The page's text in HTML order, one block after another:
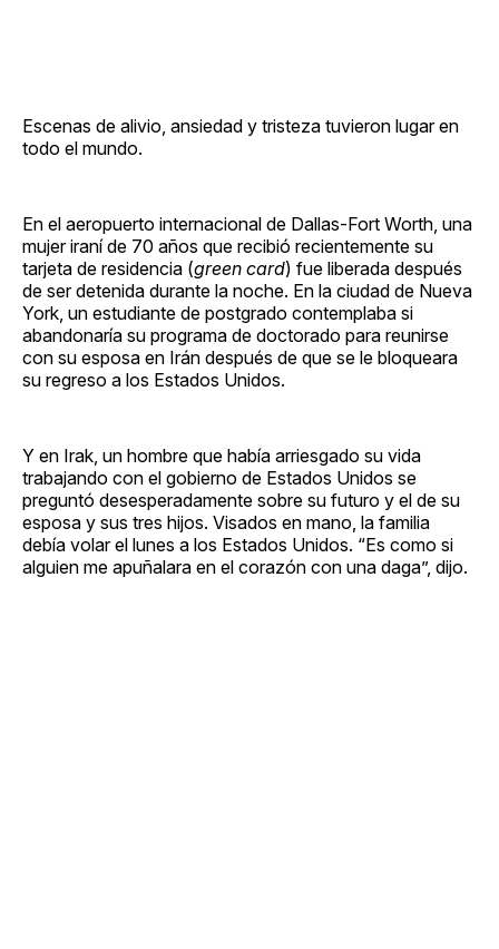
Escenas de alivio, ansiedad y tristeza tuvieron lugar en
todo el mundo.
En el aeropuerto internacional de Dallas-Fort Worth, una
mujer iraní de 70 años que recibió recientemente su
tarjeta de residencia (green card) fue liberada después
de ser detenida durante la noche. En la ciudad de Nueva
York, un estudiante de postgrado contemplaba si
abandonaría su programa de doctorado para reunirse
con su esposa en Irán después de que se le bloqueara
su regreso a los Estados Unidos.
Y en Irak, un hombre que había arriesgado su vida
trabajando con el gobierno de Estados Unidos se
preguntó desesperadamente sobre su futuro y el de su
esposa y sus tres hijos. Visados ​​en mano, la familia
debía volar el lunes a los Estados Unidos. “Es como si
alguien me apuñalara en el corazón con una daga”, dijo.